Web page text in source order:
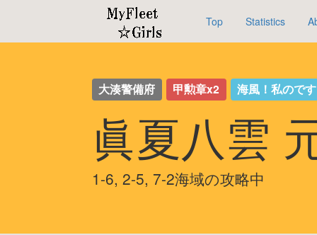
Top Statistics
大湊警備府 甲勲章x2 海風！私ので
眞夏八雲
1-6, 2-5, 7-2海域の攻略中